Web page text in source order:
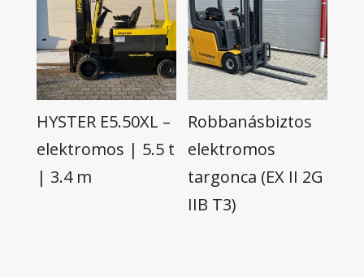
HYSTER E5.50XL –
elektromos | 5.5 t
| 3.4 m
Robbanásbiztos
elektromos
targonca (EX II 2G
IIB T3)